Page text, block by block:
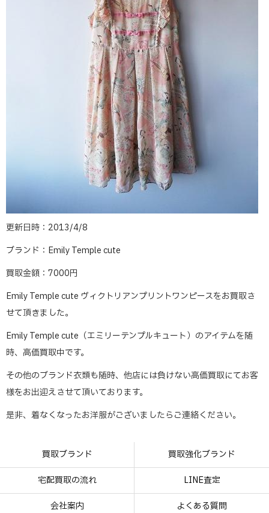
更新日時：2013/4/8
ブランド：Emily Temple cute
買取金額：7000円
Emily Temple cute ヴィクトリアンプリントワンピースをお買取さ
せて頂きました。
Emily Temple cute（エミリーテンプルキュート）のアイテムを随
時、高価買取中です。
その他のブランド衣類も随時、他店には負けない高価買取にてお客
様をお出迎えさせて頂いております。
是非、着なくなったお洋服がございましたらご連絡ください。
買取ブランド 買取強化ブランド
宅配買取の流れ LINE査定
会社案内 よくある質問